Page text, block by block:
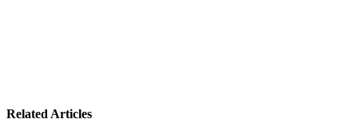
Related Articles